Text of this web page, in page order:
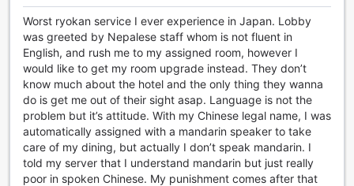
planera din vistelse, oavsett om det handlar om att boka
utflykter eller ge rekommendationer om lokala
restauranger. För dem som behöver hålla sig uppkopplade,
erbjuder Atami Sekitei gratis wi-fi i alla rum samt i offentliga
områden, vilket gör det enkelt att dela dina
reseupplevelser med vänner och familj. För extra
bekvämlighet finns också en avsedd rökplats,
bagageförvaring och daglig städning, vilket gör att du kan
fokusera på att njuta av din vistelse utan bekymmer.
Transportmöjligheter på Atami Sekitei
Worst ryokan service I ever experience in Japan. Lobby
was greeted by Nepalese staff whom is not fluent in
English, and rush me to my assigned room, however I
would like to get my room upgrade instead. They don’t
know much about the hotel and the only thing they wanna
do is get me out of their sight asap. Language is not the
problem but it’s attitude. With my Chinese legal name, I was
automatically assigned with a mandarin speaker to take
care of my dining, but actually I don’t speak mandarin. I
told my server that I understand mandarin but just really
poor in spoken Chinese. My punishment comes after that